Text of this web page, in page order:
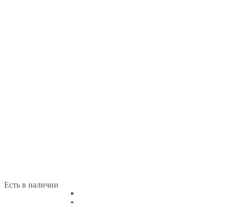
Есть в наличии